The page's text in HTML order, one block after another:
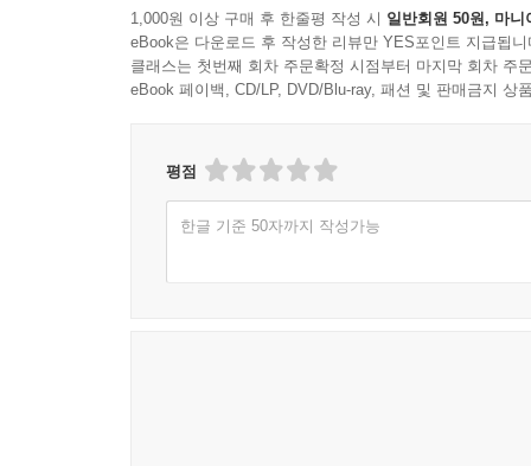
1,000원 이상 구매 후 한줄평 작성 시 일반회원 50원, 마니
eBook은 다운로드 후 작성한 리뷰만 YES포인트 지급됩니
클래스는 첫번째 회차 주문확정 시점부터 마지막 회차 주
eBook 페이백, CD/LP, DVD/Blu-ray, 패션 및 판매금지 상
평점
한글 기준 50자까지 작성가능